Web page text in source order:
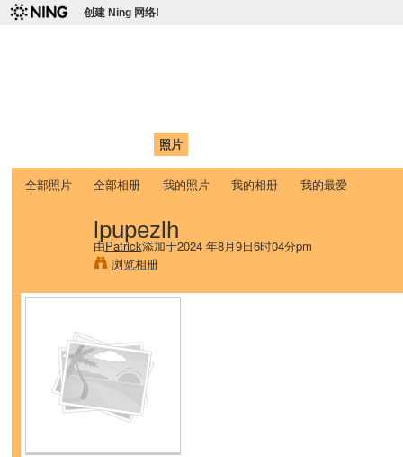
创建 Ning 网络!
照片
全部照片 全部相册 我的照片 我的相册 我的最爱
lpupezlh
由Patrick添加于2024 年8月9日6时04分pm
浏览相册